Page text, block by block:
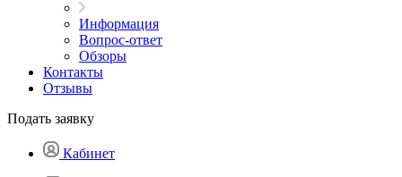
Информация
Вопрос-ответ
Обзоры
Контакты
Отзывы
Подать заявку
Кабинет